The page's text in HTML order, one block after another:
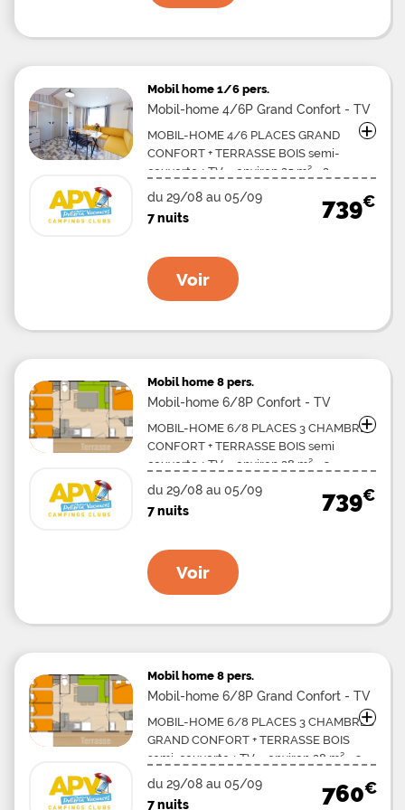
Mobil home 1/6 pers.
Mobil-home 4/6P Grand Confort - TV
MOBIL-HOME 4/6 PLACES GRAND
CONFORT + TERRASSE BOIS semi-
couverte + TV – environ 25 m². -2
chambres : 1 avec un grand lit (140 x 190),
1 avec 2 petits lits côte à côte (70 ou 80 x
190)+ 1 banquette lit 2 places dans le
avec réfrigérateur, four micro-onde, -2
transats ou chiliennes Mobil-home de
moins de 7 ans.
+
du 29/08 au 05/09
7 nuits
739€
Voir
Mobil home 8 pers.
Mobil-home 6/8P Confort - TV
MOBIL-HOME 6/8 PLACES 3 CHAMBRES
CONFORT + TERRASSE BOIS semi
couverte + TV – environ 28 m². -3
chambres : 1 avec un grand lit (140 x 190),
2 avec 2 petits lits côte à côte (70 ou 80 x
190), -WC, salle d'eau, -Coin cuisine avec
transats ou chiliennes -TV. Mobil-home
de 7 à 12 ans.
+
du 29/08 au 05/09
7 nuits
739€
Voir
Mobil home 8 pers.
Mobil-home 6/8P Grand Confort - TV
MOBIL-HOME 6/8 PLACES 3 CHAMBRES
GRAND CONFORT + TERRASSE BOIS
semi-couverte + TV – environ 28 m². -3
chambres : 1 avec un grand lit (140 x 190),
2 avec 2 petits lits côte à côte (70 ou 80 x
+
du 29/08 au 05/09
7 nuits
760€